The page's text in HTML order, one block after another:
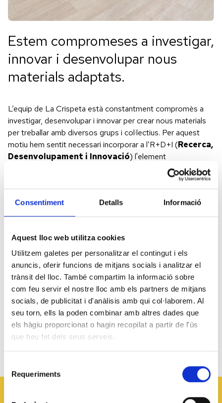
Consentiment Detalls Informació
Aquest lloc web utilitza cookies
Utilitzem galetes per personalitzar el contingut i els
anuncis, oferir funcions de mitjans socials i analitzar el
trànsit del lloc. També compartim la informació sobre
com feu servir el nostre lloc amb els partners de mitjans
socials, de publicitat i d'anàlisis amb qui col·laborem. Al
seu torn, ells la poden combinar amb altres dades que
els hàgiu proporcionat o hagin recopilat a partir de l'ús
que heu fet dels seus serveis.
de Requeriments
Estem compromeses a investigar,
innovar i desenvolupar nous
materials adaptats.
L’equip de La Crispeta està constantment compromès a
investigar, desenvolupar i innovar per crear nous materials
per treballar amb diversos grups i col·lectius. Per aquest
motiu hem sentit necessari incorporar a l’R+D+I (Recerca,
Desenvolupament i Innovació) l'element
, estudiant les necessitats de les persones
participants en els tallers i buscant maneres de millorar
l'accés als elements utilitzats en cada sessió.
Un dels nostres valors fonamentals és també la
generar i integrar una economia circular a les nostres
activitats. La Crispeta treballem des del concepte de les
R’s (reduir, reutilitzar, reciclar, recuperar, restaurar, etc.)
utilitzant recursos i materials sobrants que encara tenen una
vida útil, cercant aquests residus que són matèria primera
per a nosaltres per a la construcció de les diverses
estructures i aparells que fem servir durant els tallers.